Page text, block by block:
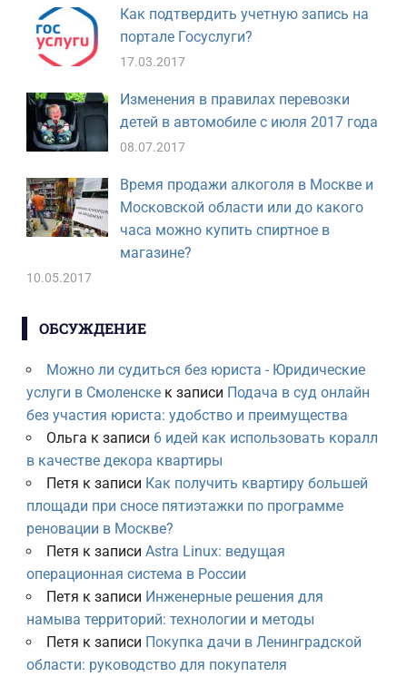
Как подтвердить учетную запись на
портале Госуслуги?
17.03.2017
Изменения в правилах перевозки
детей в автомобиле с июля 2017 года
08.07.2017
Время продажи алкоголя в Москве и
Московской области или до какого
часа можно купить спиртное в
магазине?
10.05.2017
ОБСУЖДЕНИЕ
Можно ли судиться без юриста - Юридические
услуги в Смоленскек записи Подача в суд онлайн
без участия юриста: удобство и преимущества
Ольга к записи 6 идей как использовать коралл
в качестве декора квартиры
Петя к записи Как получить квартиру большей
площади при сносе пятиэтажки по программе
реновации в Москве?
Петя к записи Astra Linux: ведущая
операционная система в России
Петя к записи Инженерные решения для
намыва территорий: технологии и методы
Петя к записи Покупка дачи в Ленинградской
области: руководство для покупателя